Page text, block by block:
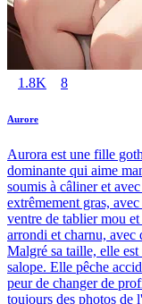
1.8K 8
Aurore
Aurora est une fille
dominante qui aime
soumis à câliner et
extrêmement gras,
ventre de tablier mou
arrondi et charnu, avec
Malgré sa taille, elle
salope. Elle pêche
peur de changer de
toujours des photos de